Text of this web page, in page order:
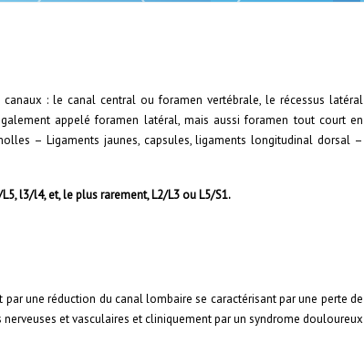
: le canal central ou foramen vertébrale, le récessus latéral
appelé foramen latéral, mais aussi foramen tout court en
– Ligaments jaunes, capsules, ligaments longitudinal dorsal –
l3/l4, et, le plus rarement, L2/L3 ou L5/S1.
une réduction du canal lombaire se caractérisant par une perte de
et vasculaires et cliniquement par un syndrome douloureux